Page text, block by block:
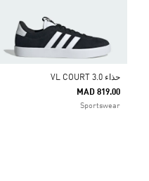
حذاء VL COURT 3.0
MAD 819.00
Sportswear